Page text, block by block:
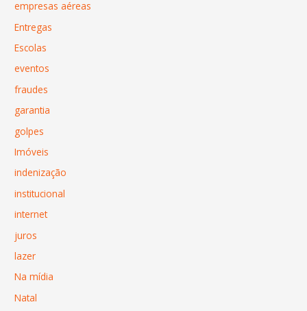
empresas aéreas
Entregas
Escolas
eventos
fraudes
garantia
golpes
Imóveis
indenização
institucional
internet
juros
lazer
Na mídia
Natal